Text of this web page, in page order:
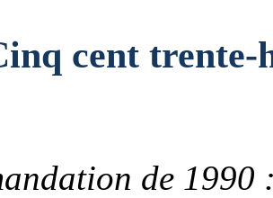
cent trente-
de 1990